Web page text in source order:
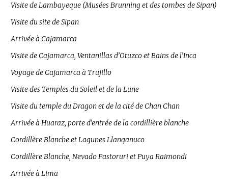
Visite de Lambayeque (Musées Brunning et des tombes de Sipan)
Visite du site de Sipan
Arrivée à Cajamarca
Visite de Cajamarca, Ventanillas d’Otuzco et Bains de l’Inca
Voyage de Cajamarca à Trujillo
Visite des Temples du Soleil et de la Lune
Visite du temple du Dragon et de la cité de Chan Chan
Arrivée à Huaraz, porte d’entrée de la cordillière blanche
Cordillère Blanche et Lagunes Llanganuco
Cordillère Blanche, Nevado Pastoruri et Puya Raimondi
Arrivée à Lima